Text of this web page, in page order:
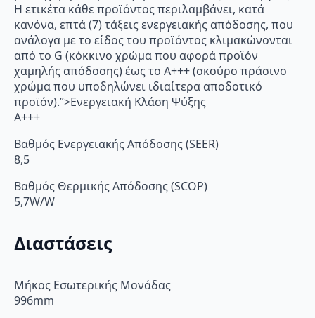
Η ετικέτα κάθε προϊόντος περιλαμβάνει, κατά
κανόνα, επτά (7) τάξεις ενεργειακής απόδοσης, που
ανάλογα με το είδος του προϊόντος κλιμακώνονται
από το G (κόκκινο χρώμα που αφορά προϊόν
χαμηλής απόδοσης) έως το Α+++ (σκούρο πράσινο
χρώμα που υποδηλώνει ιδιαίτερα αποδοτικό
προϊόν).”>Ενεργειακή Κλάση Ψύξης
A+++
Βαθμός Ενεργειακής Απόδοσης (SEER)
8,5
Βαθμός Θερμικής Απόδοσης (SCOP)
5,7W/W
Διαστάσεις
Μήκος Εσωτερικής Μονάδας
996mm